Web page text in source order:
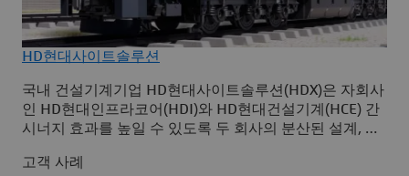
HD현대사이트솔루션
국내 건설기계기업 HD현대사이트솔루션(HDX)은 자회사
인 HD현대인프라코어(HDI)와 HD현대건설기계(HCE) 간
시너지 효과를 높일 수 있도록 두 회사의 분산된 설계, 제
나로 통합한 글로벌제품개발관리(GPDM) 시스템을 구축
고객 사례